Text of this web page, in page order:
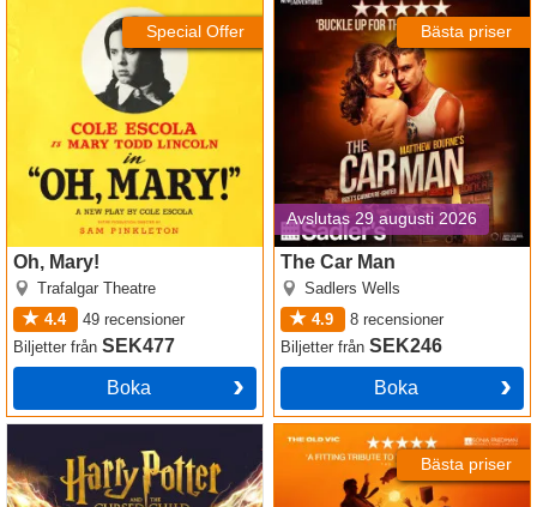
Special Offer
Oh, Mary!
Trafalgar Theatre
4.4
49 recensioner
Biljetter från SEK477
Boka
Bästa priser
Avslutas 29 augusti 2026
The Car Man
Sadlers Wells
4.9
8 recensioner
BiljetterfrånSEK246
Boka
Child
Bästa priser
Arcadia